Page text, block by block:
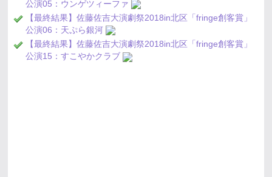
公演05：ウンゲツィーファ
【最終結果】佐藤佐吉大演劇祭2018in北区「fringe創客賞」
公演06：天ぷら銀河
【最終結果】佐藤佐吉大演劇祭2018in北区「fringe創客賞」
公演15：すこやかクラブ